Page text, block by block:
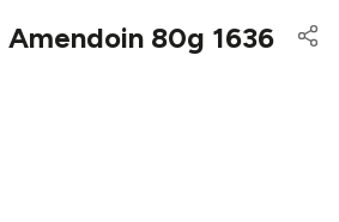
80g 1636